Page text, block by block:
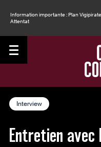
Information importante : Plan
Attentat
Interview
Entretien